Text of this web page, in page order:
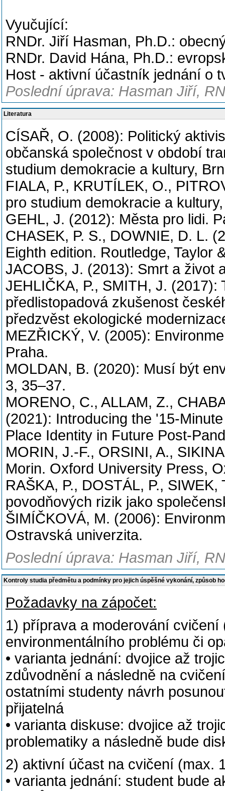
Vyučující:
RNDr. Jiří Hasman, Ph.D.:
RNDr. David Hána, Ph.D.:
Host - aktivní účastník jednání o
Poslední úprava: Hasman Jiří,
Literatura
CÍSAŘ, O. (2008): Politický
občanská společnost v období
studium demokracie a kultury,
FIALA, P., KRUTÍLEK, O.,
pro studium demokracie a
GEHL, J. (2012): Města pro lidi.
CHASEK, P. S., DOWNIE, D. L.
Eighth edition. Routledge, Taylor
JACOBS, J. (2013): Smrt a život
JEHLIČKA, P., SMITH, J.
předlistopadová zkušenost
předzvěst ekologické
MEZŘICKÝ, V. (2005):
Praha.
MOLDAN, B. (2020): Musí být
3, 35–37.
MORENO, C., ALLAM, Z.,
(2021): Introducing the '15-
Place Identity in Future Post-
MORIN, J.-F., ORSINI, A.,
Morin. Oxford University Press,
RAŠKA, P., DOSTÁL, P.,
povodňových rizik jako
ŠIMÍČKOVÁ, M. (2006):
Ostravská univerzita.
Poslední úprava: Hasman Jiří,
Kontroly studia předmětu a podmínky pro jejich úspěšné vykonání, způsob
Požadavky na zápočet:
1) příprava a moderování
environmentálního problému či
• varianta jednání: dvojice až
zdůvodnění a následně na
ostatními studenty návrh
přijatelná
• varianta diskuse: dvojice až
problematiky a následně bude
2) aktivní účast na cvičení (max.
• varianta jednání: student bude